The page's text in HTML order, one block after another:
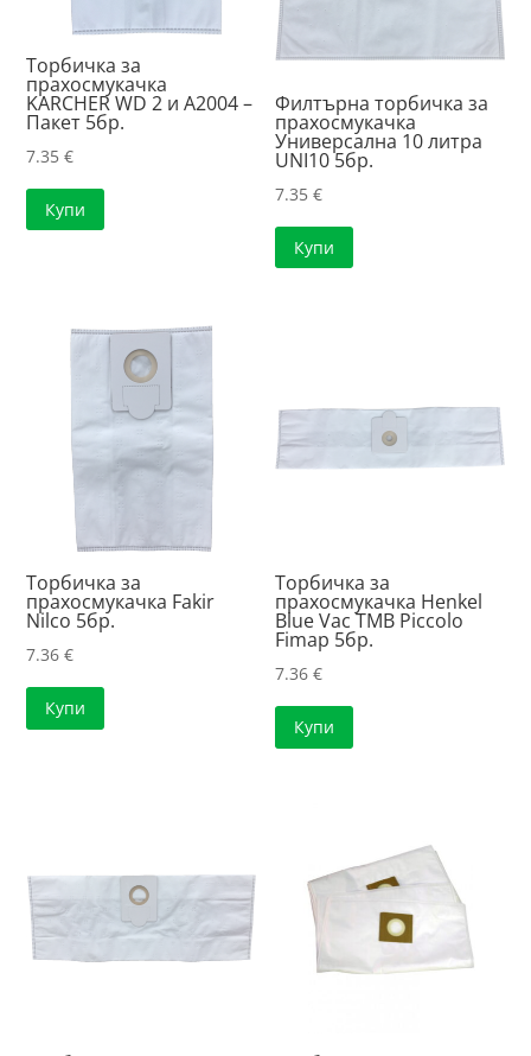
Торбичка за
прахосмукачка
KARCHER WD 2 и A2004 –
Пакет 5бр.
7.35€
Купи
Филтърна торбичка за
прахосмукачка
Универсална 10 литра
UNI10 5бр.
7.35€
Купи
Торбичка за
прахосмукачка Fakir
Nilco 5бр.
7.36€
Купи
Торбичка за
прахосмукачка Henkel
Blue Vac TMB Piccolo
Fimap 5бр.
7.36€
Купи